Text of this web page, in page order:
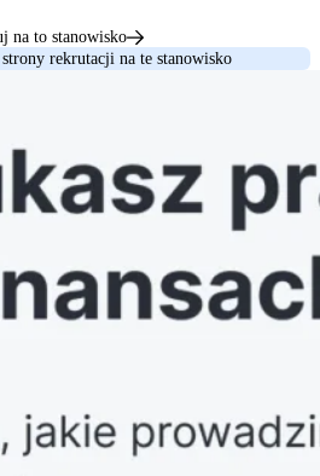
na to stanowisko
rekrutacji na te stanowisko